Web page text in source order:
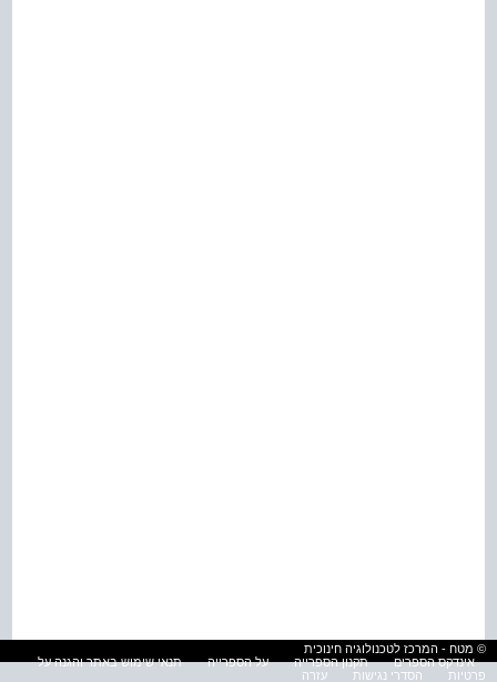
© מטח - המרכז לטכנולוגיה חינוכית
אינדקס הספרים
תקנון הספרייה על הספרייה
תנאי שימוש באתר והגנה על
פרטיות
הסדרי נגישות עזרה